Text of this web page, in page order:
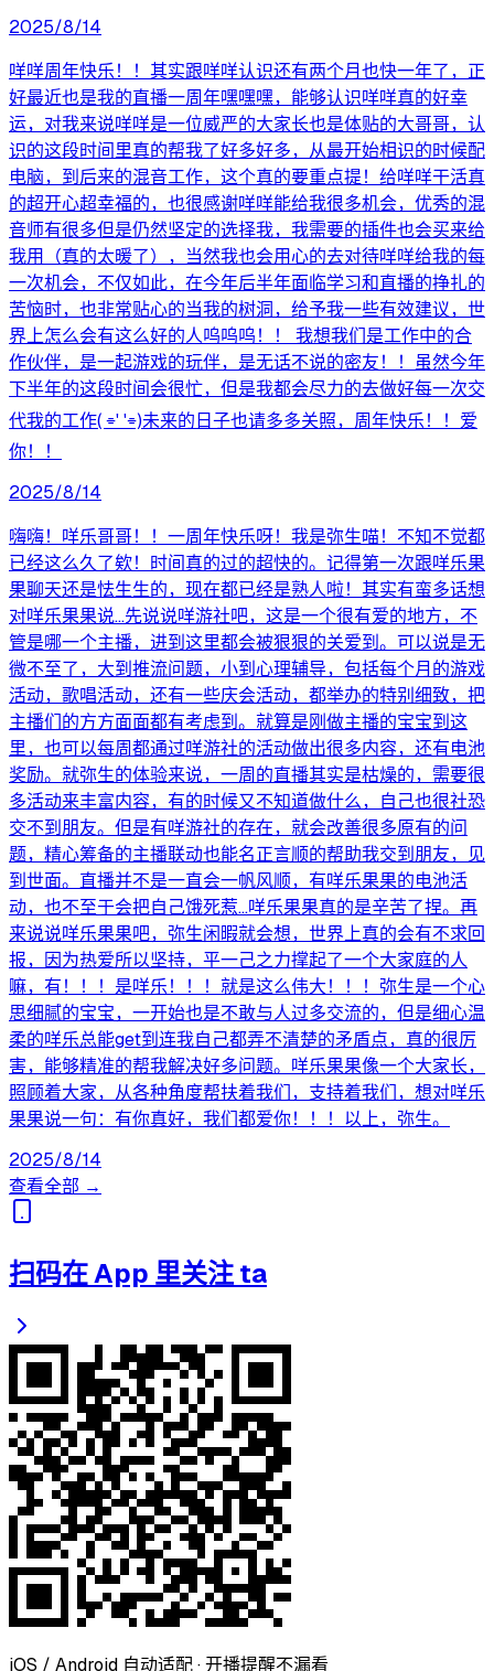
2025/8/14
咩咩周年快乐！！其实跟咩咩认识还有两个月也快一年了，正
好最近也是我的直播一周年嘿嘿嘿，能够认识咩咩真的好幸
运，对我来说咩咩是一位威严的大家长也是体贴的大哥哥，认
识的这段时间里真的帮我了好多好多，从最开始相识的时候配
电脑，到后来的混音工作，这个真的要重点提！给咩咩干活真
的超开心超幸福的，也很感谢咩咩能给我很多机会，优秀的混
音师有很多但是仍然坚定的选择我，我需要的插件也会买来给
我用（真的太暖了），当然我也会用心的去对待咩咩给我的每
一次机会，不仅如此，在今年后半年面临学习和直播的挣扎的
苦恼时，也非常贴心的当我的树洞，给予我一些有效建议，世
界上怎么会有这么好的人呜呜呜！！ 我想我们是工作中的合
作伙伴，是一起游戏的玩伴，是无话不说的密友！！虽然今年
下半年的这段时间会很忙，但是我都会尽力的去做好每一次交
代我的工作( ⌯' '⌯)未来的日子也请多多关照，周年快乐！！爱
你！！
2025/8/14
嗨嗨！咩乐哥哥！！一周年快乐呀！我是弥生喵！不知不觉都
已经这么久了欸！时间真的过的超快的。记得第一次跟咩乐果
果聊天还是怯生生的，现在都已经是熟人啦！其实有蛮多话想
对咩乐果果说...先说说咩游社吧，这是一个很有爱的地方，不
管是哪一个主播，进到这里都会被狠狠的关爱到。可以说是无
微不至了，大到推流问题，小到心理辅导，包括每个月的游戏
活动，歌唱活动，还有一些庆会活动，都举办的特别细致，把
主播们的方方面面都有考虑到。就算是刚做主播的宝宝到这
里，也可以每周都通过咩游社的活动做出很多内容，还有电池
奖励。就弥生的体验来说，一周的直播其实是枯燥的，需要很
多活动来丰富内容，有的时候又不知道做什么，自己也很社恐
交不到朋友。但是有咩游社的存在，就会改善很多原有的问
题，精心筹备的主播联动也能名正言顺的帮助我交到朋友，见
到世面。直播并不是一直会一帆风顺，有咩乐果果的电池活
动，也不至于会把自己饿死惹...咩乐果果真的是辛苦了捏。再
来说说咩乐果果吧，弥生闲暇就会想，世界上真的会有不求回
报，因为热爱所以坚持，平一己之力撑起了一个大家庭的人
嘛，有！！！是咩乐！！！就是这么伟大！！！弥生是一个心
思细腻的宝宝，一开始也是不敢与人过多交流的，但是细心温
柔的咩乐总能get到连我自己都弄不清楚的矛盾点，真的很厉
害，能够精准的帮我解决好多问题。咩乐果果像一个大家长，
照顾着大家，从各种角度帮扶着我们，支持着我们，想对咩乐
果果说一句：有你真好，我们都爱你！！！以上，弥生。
2025/8/14
查看全部 →
扫码在 App 里关注 ta
iOS / Android 自动适配 · 开播提醒不漏看